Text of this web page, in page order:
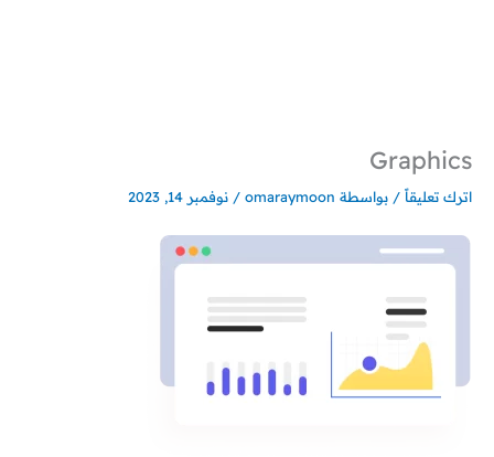
Graphics
اترك تعليقاً / بواسطة omaraymoon
/ نوفمبر 14, 2023